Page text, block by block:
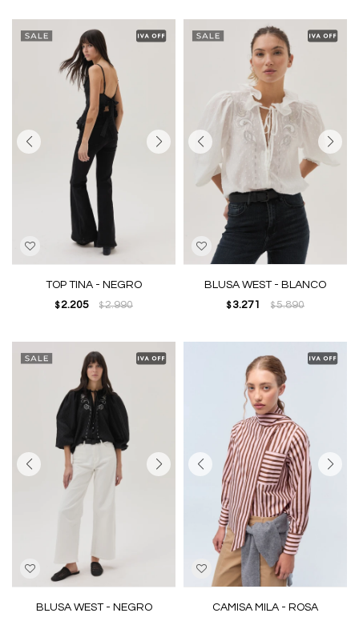
TOP TINA - NEGRO
$ 2.205 $2.990
BLUSA WEST - BLANCO
$ 3.271 $5.890
BLUSA WEST - NEGRO CAMISA MILA - ROSA